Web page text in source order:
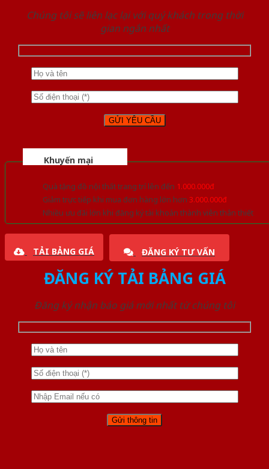
Chúng tôi sẽ liên lạc lại với quý khách trong thời
gian ngắn nhất
Khuyến mại
Quà tặng đồ nội thất trang trí lên đến 1.000.000đ
Giảm trực tiếp khi mua đơn hàng lớn hơn 3.000.000đ
Nhiều ưu đãi lớn khi đăng ký tài khoản thành viên thân thiết
TẢI BẢNG GIÁ ĐĂNG KÝ TƯ VẤN
ĐĂNG KÝ TẢI BẢNG GIÁ
Đăng ký nhận báo giá mới nhất từ chúng tôi